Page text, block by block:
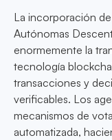
La incorporación
Autónomas
enormemente la
tecnología
transacciones y
verificables. Los
mecanismos de
automatizada,